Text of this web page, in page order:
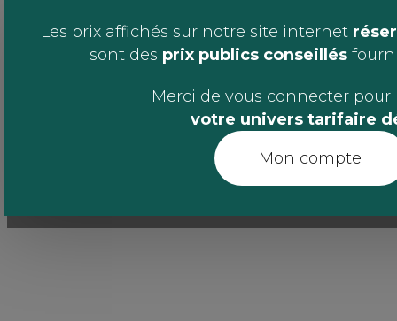
Les prix affichés sur notre site internet
sont des prix publics conseillés
Merci de vous connecter pour
votre univers tarifaire
Mon compte